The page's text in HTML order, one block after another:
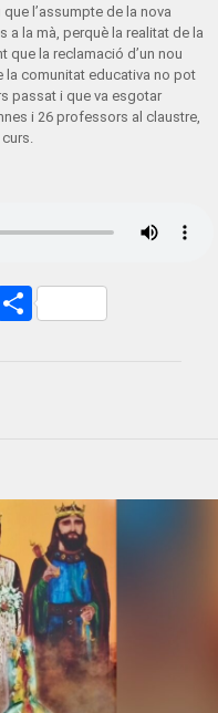
l’assumpte de la nova
a la mà, perquè la realitat de la
que la reclamació d’un nou
la comunitat educativa no pot
passat i que va esgotar
i 26 professors al claustre,
curs.
Share